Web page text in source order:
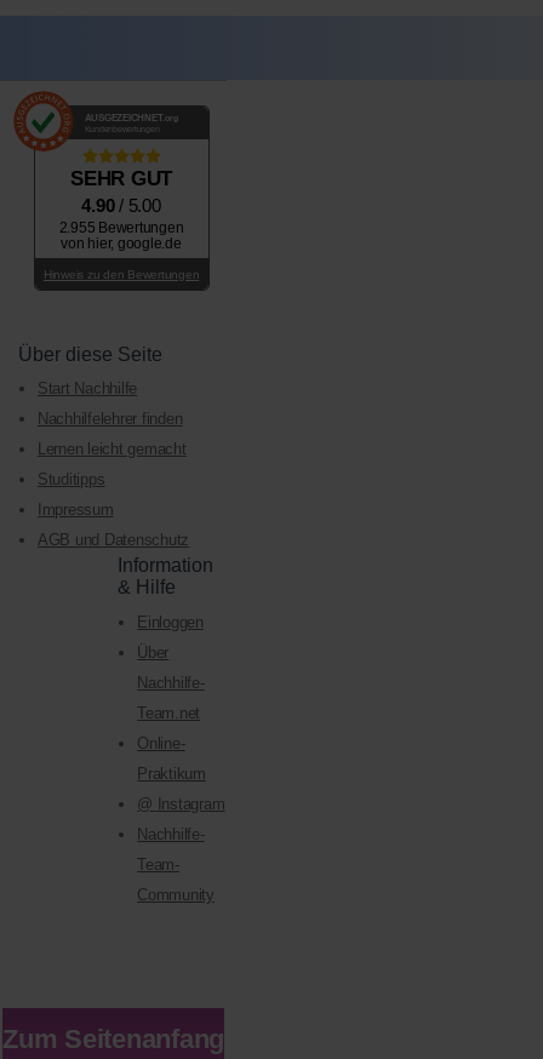
AUSGEZEICHNET .org
Kundenbewertungen
SEHR GUT
4.90/ 5.00
2.955 Bewertungen
von hier, google.de
Hinweis zu den Bewertungen
Über diese Seite
Start Nachhilfe
Nachhilfelehrer finden
Lernen leicht gemacht
Studitipps
Impressum
AGB und Datenschutz
Information
& Hilfe
Einloggen
Über
Nachhilfe-
Team.net
Online-
Praktikum
@ Instagram
Nachhilfe-
Team-
Community
Zum Seitenanfang